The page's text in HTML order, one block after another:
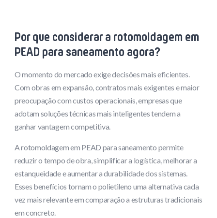
Por que considerar a rotomoldagem em
PEAD para saneamento agora?
O momento do mercado exige decisões mais eficientes.
Com obras em expansão, contratos mais exigentes e maior
preocupação com custos operacionais, empresas que
adotam soluções técnicas mais inteligentes tendem a
ganhar vantagem competitiva.
A rotomoldagem em PEAD para saneamento permite
reduzir o tempo de obra, simplificar a logística, melhorar a
estanqueidade e aumentar a durabilidade dos sistemas.
Esses benefícios tornam o polietileno uma alternativa cada
vez mais relevante em comparação a estruturas tradicionais
em concreto.